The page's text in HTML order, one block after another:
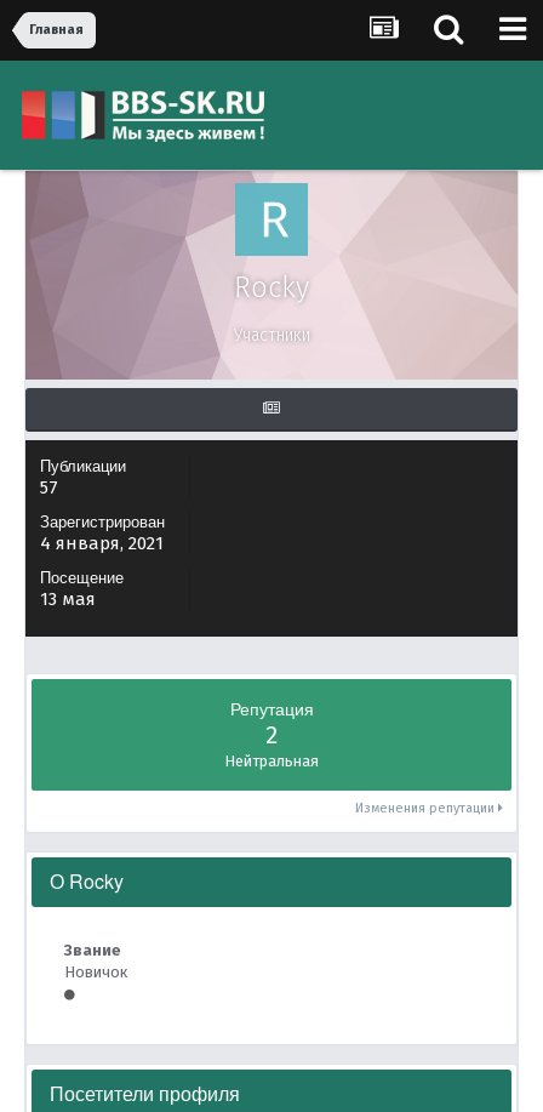
Главная
Rocky
Участники
Публикации
57
Зарегистрирован
4 января, 2021
Посещение
13 мая
Репутация
2
Нейтральная
Изменения репутации
О Rocky
Звание
Новичок
Посетители профиля